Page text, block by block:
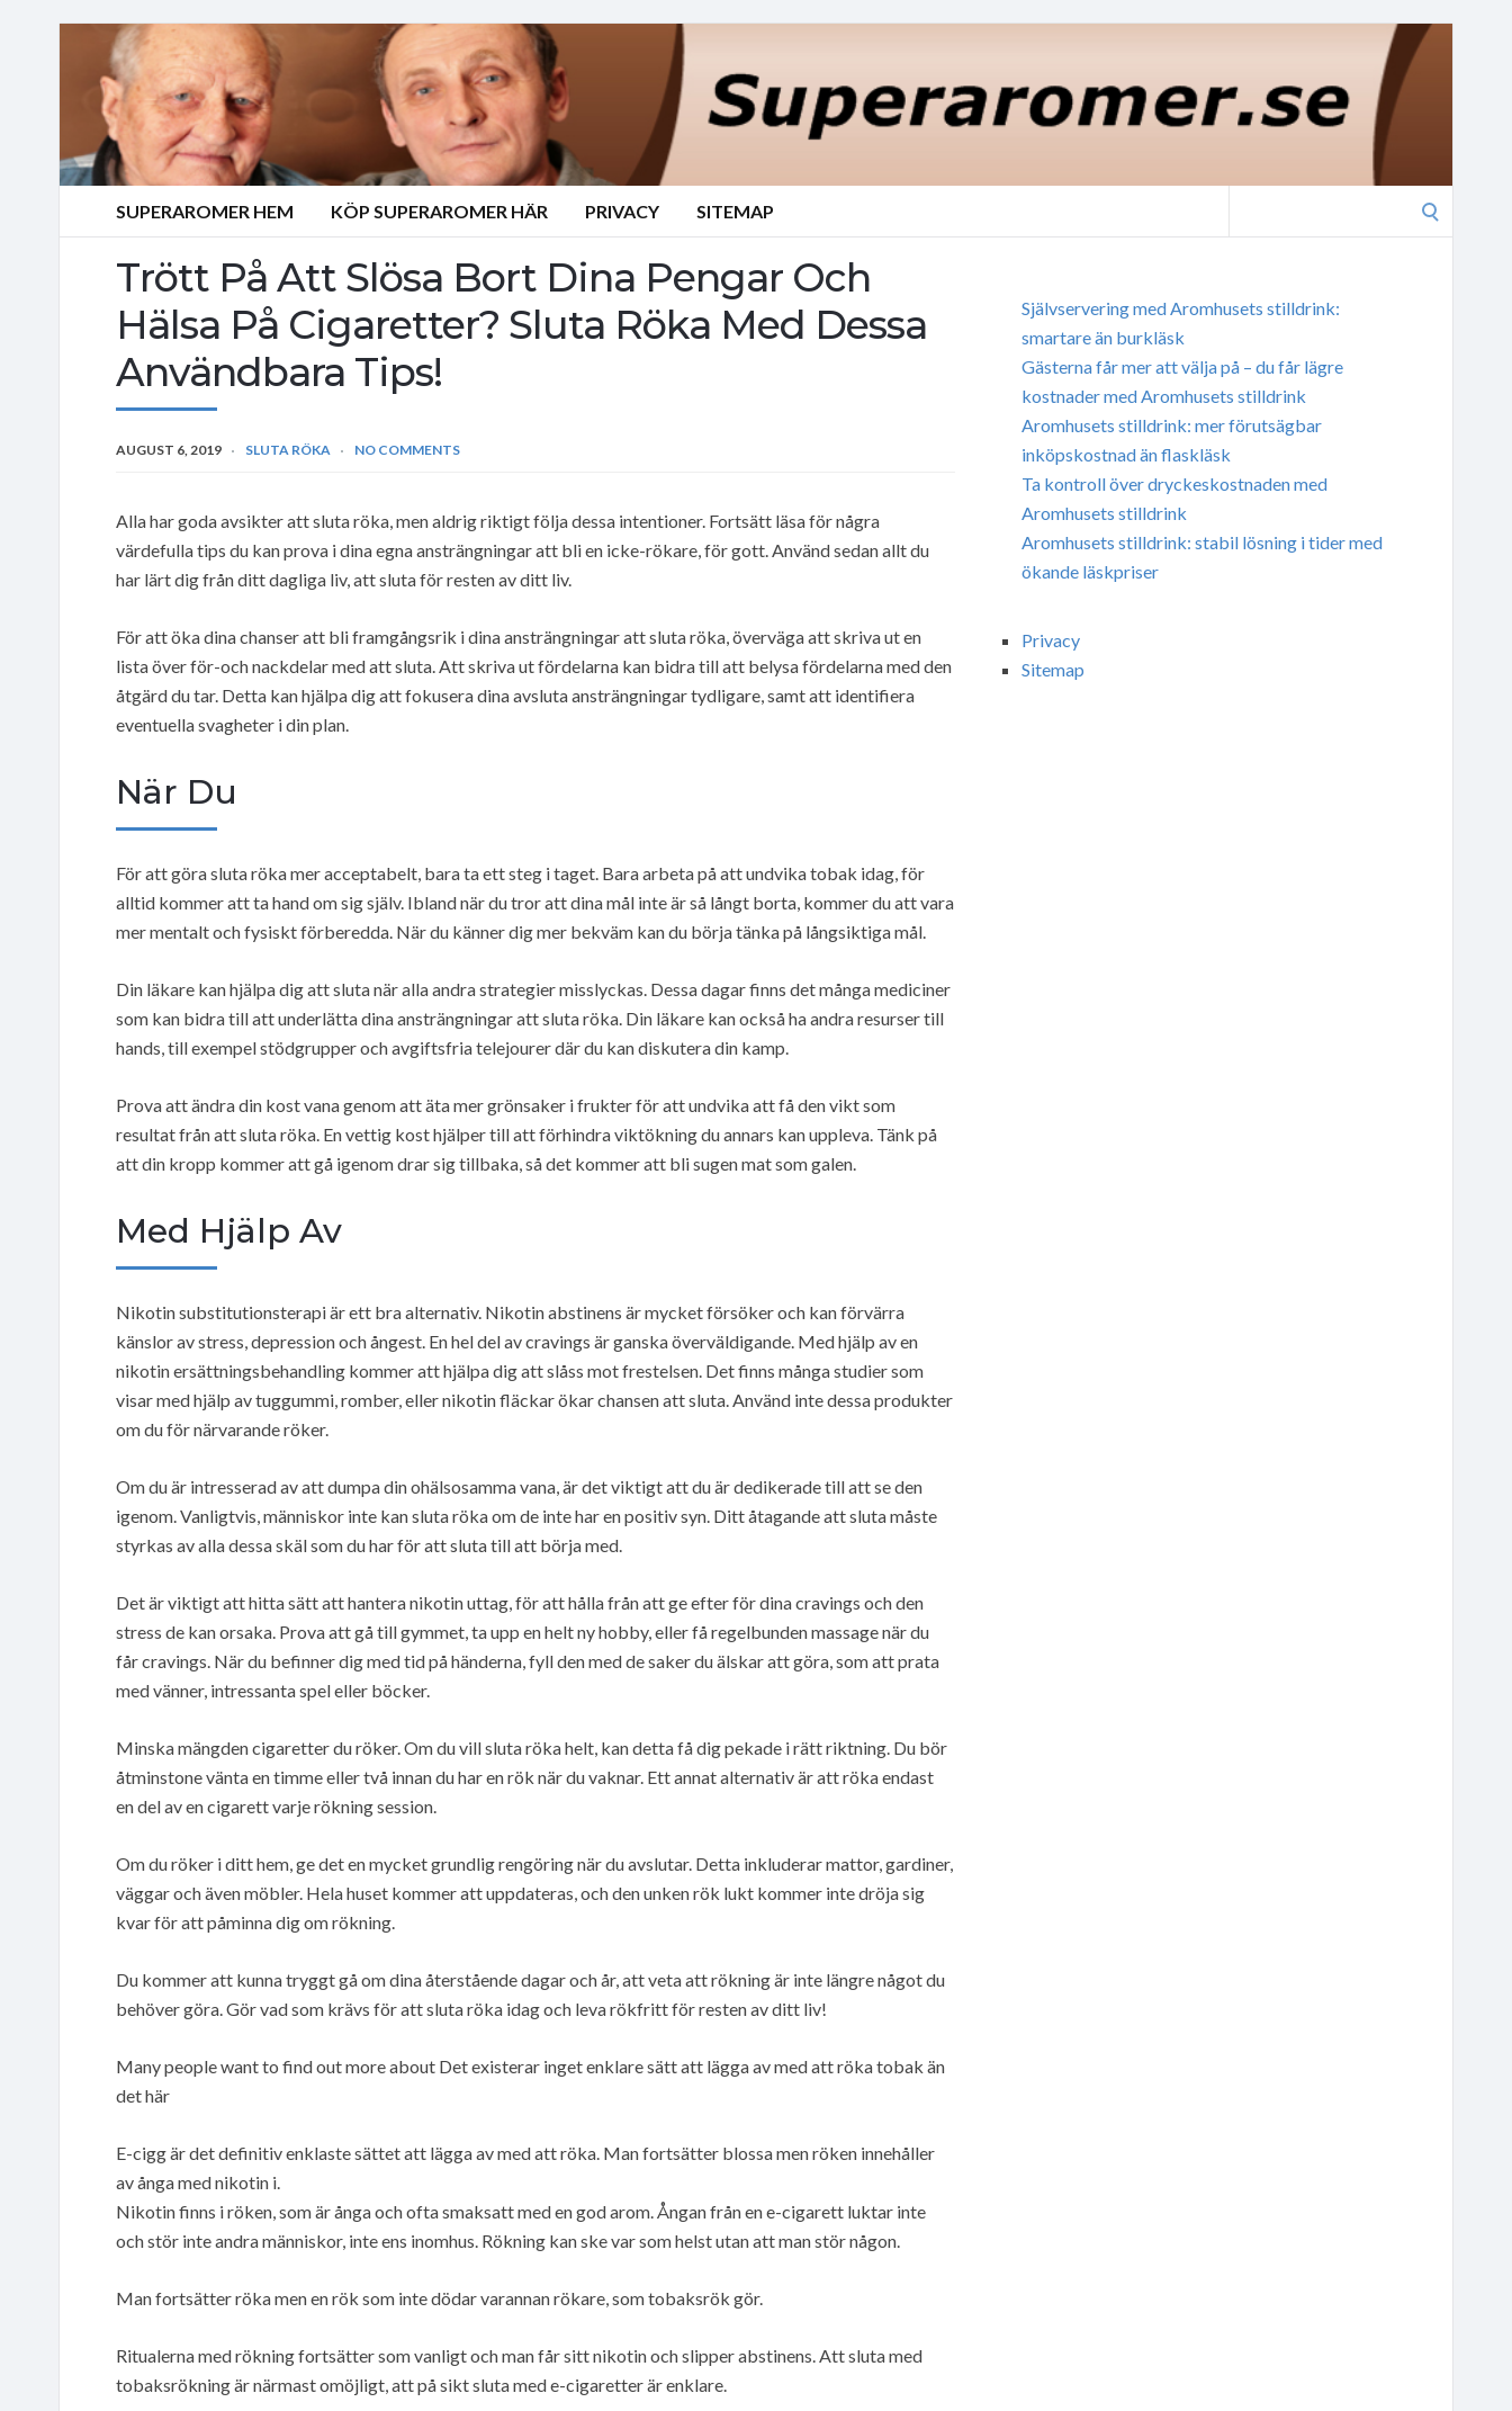
SUPERAROMER HEM KÖP SUPERAROMER HÄR PRIVACY SITEMAP
Trött På Att Slösa Bort Dina Pengar Och
Hälsa På Cigaretter? Sluta Röka Med Dessa
Användbara Tips!
AUGUST 6, 2019 SLUTA RÖKA NO COMMENTS
Alla har goda avsikter att sluta röka, men aldrig riktigt följa dessa intentioner. Fortsätt läsa för några
värdefulla tips du kan prova i dina egna ansträngningar att bli en icke-rökare, för gott. Använd sedan allt du
har lärt dig från ditt dagliga liv, att sluta för resten av ditt liv.
För att öka dina chanser att bli framgångsrik i dina ansträngningar att sluta röka, överväga att skriva ut en
lista över för-och nackdelar med att sluta. Att skriva ut fördelarna kan bidra till att belysa fördelarna med den
åtgärd du tar. Detta kan hjälpa dig att fokusera dina avsluta ansträngningar tydligare, samt att identifiera
eventuella svagheter i din plan.
När Du
För att göra sluta röka mer acceptabelt, bara ta ett steg i taget. Bara arbeta på att undvika tobak idag, för
alltid kommer att ta hand om sig själv. Ibland när du tror att dina mål inte är så långt borta, kommer du att vara
mer mentalt och fysiskt förberedda. När du känner dig mer bekväm kan du börja tänka på långsiktiga mål.
Din läkare kan hjälpa dig att sluta när alla andra strategier misslyckas. Dessa dagar finns det många mediciner
som kan bidra till att underlätta dina ansträngningar att sluta röka. Din läkare kan också ha andra resurser till
hands, till exempel stödgrupper och avgiftsfria telejourer där du kan diskutera din kamp.
Prova att ändra din kost vana genom att äta mer grönsaker i frukter för att undvika att få den vikt som
resultat från att sluta röka. En vettig kost hjälper till att förhindra viktökning du annars kan uppleva. Tänk på
att din kropp kommer att gå igenom drar sig tillbaka, så det kommer att bli sugen mat som galen.
Med Hjälp Av
Nikotin substitutionsterapi är ett bra alternativ. Nikotin abstinens är mycket försöker och kan förvärra
känslor av stress, depression och ångest. En hel del av cravings är ganska överväldigande. Med hjälp av en
nikotin ersättningsbehandling kommer att hjälpa dig att slåss mot frestelsen. Det finns många studier som
visar med hjälp av tuggummi, romber, eller nikotin fläckar ökar chansen att sluta. Använd inte dessa produkter
om du för närvarande röker.
Om du är intresserad av att dumpa din ohälsosamma vana, är det viktigt att du är dedikerade till att se den
igenom. Vanligtvis, människor inte kan sluta röka om de inte har en positiv syn. Ditt åtagande att sluta måste
styrkas av alla dessa skäl som du har för att sluta till att börja med.
Det är viktigt att hitta sätt att hantera nikotin uttag, för att hålla från att ge efter för dina cravings och den
stress de kan orsaka. Prova att gå till gymmet, ta upp en helt ny hobby, eller få regelbunden massage när du
får cravings. När du befinner dig med tid på händerna, fyll den med de saker du älskar att göra, som att prata
med vänner, intressanta spel eller böcker.
Minska mängden cigaretter du röker. Om du vill sluta röka helt, kan detta få dig pekade i rätt riktning. Du bör
åtminstone vänta en timme eller två innan du har en rök när du vaknar. Ett annat alternativ är att röka endast
en del av en cigarett varje rökning session.
Om du röker i ditt hem, ge det en mycket grundlig rengöring när du avslutar. Detta inkluderar mattor, gardiner,
väggar och även möbler. Hela huset kommer att uppdateras, och den unken rök lukt kommer inte dröja sig
kvar för att påminna dig om rökning.
Du kommer att kunna tryggt gå om dina återstående dagar och år, att veta att rökning är inte längre något du
behöver göra. Gör vad som krävs för att sluta röka idag och leva rökfritt för resten av ditt liv!
Many people want to find out more about Det existerar inget enklare sätt att lägga av med att röka tobak än
det här
E-cigg är det definitiv enklaste sättet att lägga av med att röka. Man fortsätter blossa men röken innehåller
av ånga med nikotin i.
Nikotin finns i röken, som är ånga och ofta smaksatt med en god arom. Ångan från en e-cigarett luktar inte
och stör inte andra människor, inte ens inomhus. Rökning kan ske var som helst utan att man stör någon.
Man fortsätter röka men en rök som inte dödar varannan rökare, som tobaksrök gör.
Ritualerna med rökning fortsätter som vanligt och man får sitt nikotin och slipper abstinens. Att sluta med
tobaksrökning är närmast omöjligt, att på sikt sluta med e-cigaretter är enklare.
Självservering med Aromhusets stilldrink:
smartare än burkläsk
Gästerna får mer att välja på – du får lägre
kostnader med Aromhusets stilldrink
Aromhusets stilldrink: mer förutsägbar
inköpskostnad än flaskläsk
Ta kontroll över dryckeskostnaden med
Aromhusets stilldrink
Aromhusets stilldrink: stabil lösning i tider med
ökande läskpriser
Privacy
Sitemap